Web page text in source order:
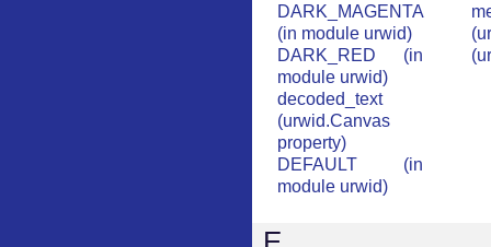
DARK_MAGENTA
(in module urwid)
DARK_RED (in
module urwid)
decoded_text
(urwid.Canvas
property)
DEFAULT (in
module urwid)